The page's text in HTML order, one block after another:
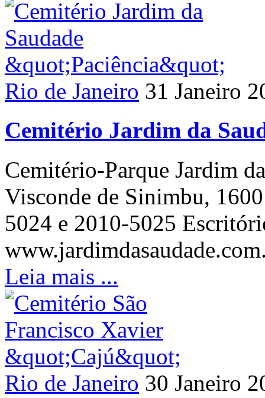
Rio de Janeiro 31 Janeiro
Cemitério Jardim da
Cemitério-Parque Jardim
Visconde de Sinimbu,
5024 e 2010-5025
Leia mais ...
Rio de Janeiro 30 Janeiro